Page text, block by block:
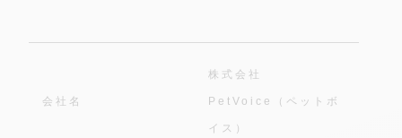
会社名
株式会社
PetVoice（ペットボ
イス）